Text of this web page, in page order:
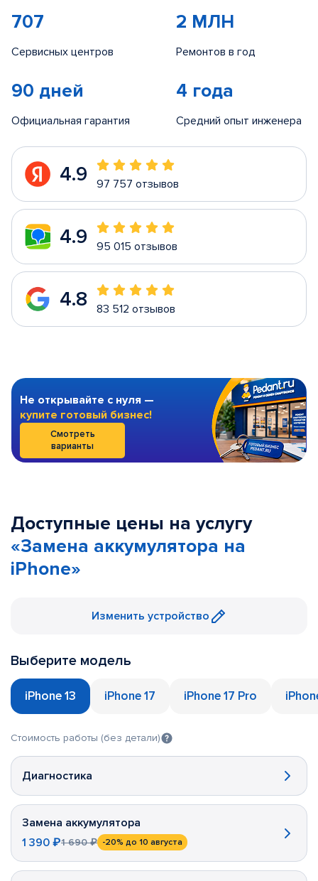
707
Сервисных центров
2 МЛН
Ремонтов в год
90 дней
Официальная гарантия
4 года
Средний опыт инженера
4.9 97 757 отзывов
4.9 95 015 отзывов
4.8 83 512 отзывов
Не открывайте с нуля —
купите готовый бизнес!
Смотреть
варианты
Доступные цены на услугу
«Замена аккумулятора на
iPhone»
Изменить устройство
Выберите модель
iPhone 13 iPhone 17 iPhone 17 Pro
Стоимость работы (без детали)
Диагностика
Замена аккумулятора
1 390 ₽1 690 ₽ -20% до 10 августа